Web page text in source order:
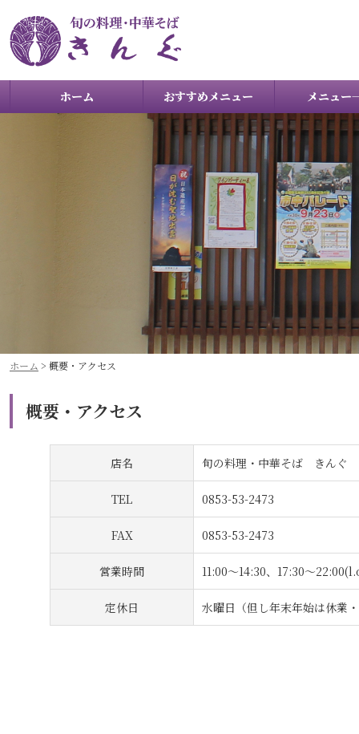
ホーム おすすめメニュー メニュー
ホーム > 概要・アクセス
概要・アクセス
店名 旬の料理・中華そば きんぐ
TEL 0853-53-2473
FAX 0853-53-2473
営業時間 11:00〜14:30、17:30〜
定休日 水曜日（但し年末年始は休業